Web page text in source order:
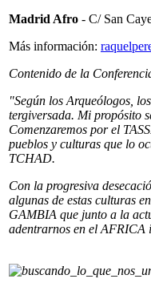
Madrid Afro - C/ San
Más información:
Contenido de la
"Según los Arqueólogos,
tergiversada. Mi propósito
Comenzaremos por el
pueblos y culturas que lo
TCHAD.
Con la progresiva
algunas de estas culturas
GAMBIA que junto a la
adentrarnos en el AFRICA